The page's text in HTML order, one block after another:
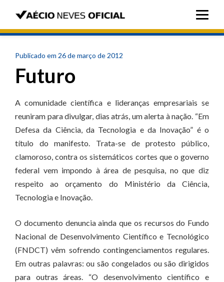
Publicado em 26 de março de 2012
Futuro
A comunidade científica e lideranças empresariais se
reuniram para divulgar, dias atrás, um alerta à nação. “Em
Defesa da Ciência, da Tecnologia e da Inovação” é o
título do manifesto. Trata-se de protesto público,
clamoroso, contra os sistemáticos cortes que o governo
federal vem impondo à área de pesquisa, no que diz
respeito ao orçamento do Ministério da Ciência,
Tecnologia e Inovação.
O documento denuncia ainda que os recursos do Fundo
Nacional de Desenvolvimento Científico e Tecnológico
(FNDCT) vêm sofrendo contingenciamentos regulares.
Em outras palavras: ou são congelados ou são dirigidos
para outras áreas. “O desenvolvimento científico e